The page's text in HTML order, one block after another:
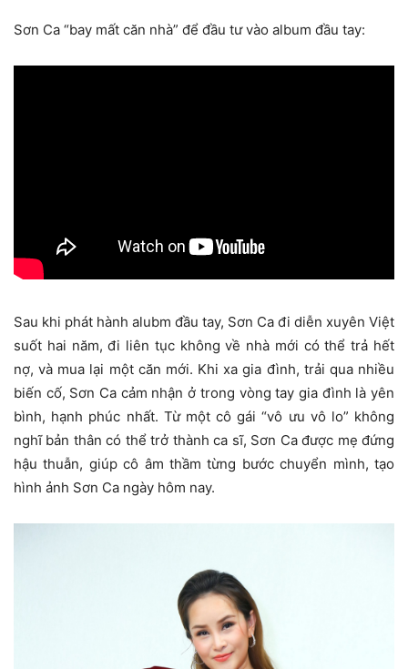
Sơn Ca “bay mất căn nhà” để đầu tư vào album đầu tay:
Sau khi phát hành alubm đầu tay, Sơn Ca đi diễn xuyên Việt
suốt hai năm, đi liên tục không về nhà mới có thể trả hết
nợ, và mua lại một căn mới. Khi xa gia đình, trải qua nhiều
biến cố, Sơn Ca cảm nhận ở trong vòng tay gia đình là yên
bình, hạnh phúc nhất. Từ một cô gái “vô ưu vô lo” không
nghĩ bản thân có thể trở thành ca sĩ, Sơn Ca được mẹ đứng
hậu thuẫn, giúp cô âm thầm từng bước chuyển mình, tạo
hình ảnh Sơn Ca ngày hôm nay.